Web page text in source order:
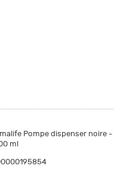
Pompe dispenser noire
ml